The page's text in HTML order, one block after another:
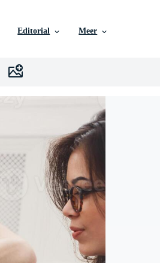
Editorial Meer